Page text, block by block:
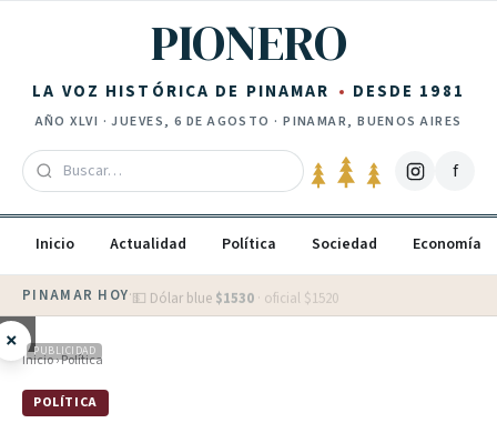
PIONERO
LA VOZ HISTÓRICA DE PINAMAR DESDE 1981
AÑOXLVI ·JUEVES, 6 DE AGOSTO · PINAMAR, BUENOS AIRES
f
Inicio Actualidad Política Sociedad Economía
PINAMAR HOY·💵 Dólar blue $1530 · oficial $1520
× PUBLICIDAD
Inicio›Política
POLÍTICA